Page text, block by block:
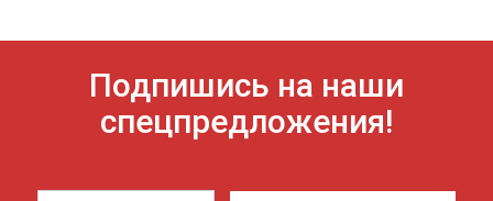
Подпишись на наши
спецпредложения!